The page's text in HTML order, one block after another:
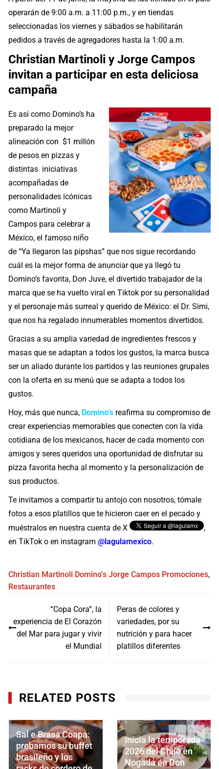
operarán de 9:00 a.m. a 11:00 p.m., y en tiendas
seleccionadas los viernes y sábados se habilitarán
pedidos a través de agregadores hasta la 1:00 a.m.
Christian Martinoli y Jorge Campos
invitan a participar en esta deliciosa
campaña
Es así como Domino’s ha
preparado la mejor
alineación con $1 millón
de pesos en pizzas y
distintas iniciativas
acompañadas de
personalidades icónicas
como Martinoli y
Campos para celebrar a
México, el famoso niño
de “Ya llegaron las pipshas” que nos sigue recordando
cuál es la mejor forma de anunciar que ya llegó tu
Domino’s favorita, Don Juve, el divertido trabajador de la
marca que se ha vuelto viral en Tiktok por su personalidad
y el personaje más surreal y querido de México: el Dr. Simi,
que nos ha regalado innumerables momentos divertidos.
Gracias a su amplia variedad de ingredientes frescos y
masas que se adaptan a todos los gustos, la marca busca
ser un aliado durante los partidos y las reuniones grupales
con la oferta en su menú que se adapta a todos los
gustos.
Hoy, más que nunca, Domino’s reafirma su compromiso de
crear experiencias memorables que conecten con la vida
cotidiana de los mexicanos, hacer de cada momento con
amigos y seres queridos una oportunidad de disfrutar su
pizza favorita hecha al momento y la personalización de
sus productos.
Te invitamos a compartir tu antojo con nosotros, tómale
fotos a esos platillos que te hicieron caer en el pecado y
muéstralos en nuestra cuenta de X
,
en TikTok o en instagram@lagulamexico.
Christian Martinoli Domino’s Jorge Campos Promociones,
Restaurantes
entradas
“Copa Cora”, la
experiencia de El Corazón
del Mar para jugar y vivir
el Mundial
Peras de colores y
variedades, por su
nutrición y para hacer
platillos diferentes
RELATED POSTS
Inicia la temporada
2026 del Chile en
Nogada en Don
Croasán amplía su
oferta con la
incorporación de
‹ ›